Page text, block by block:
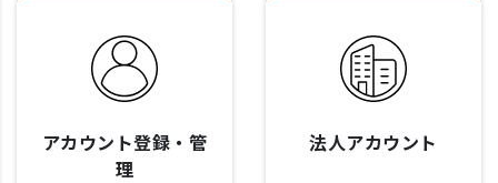
アカウント登録・管
理
法人アカウント